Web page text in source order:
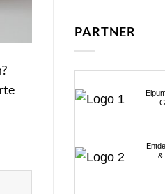
PARTNER
&